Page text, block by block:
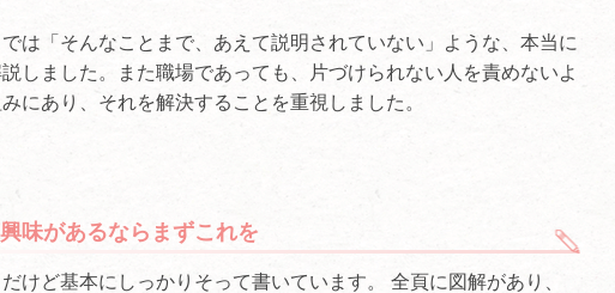
は「そんなことまで、あえて説明されていない」ような、本当に
しました。また職場であっても、片づけられない人を責めないよ
にあり、それを解決することを重視しました。
味があるならまずこれを
けど基本にしっかりそって書いています。 全頁に図解があり、